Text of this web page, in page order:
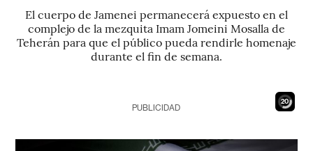
El cuerpo de Jamenei permanecerá expuesto en el
complejo de la mezquita Imam Jomeini Mosalla de
Teherán para que el público pueda rendirle homenaje
durante el fin de semana.
18
PUBLICIDAD